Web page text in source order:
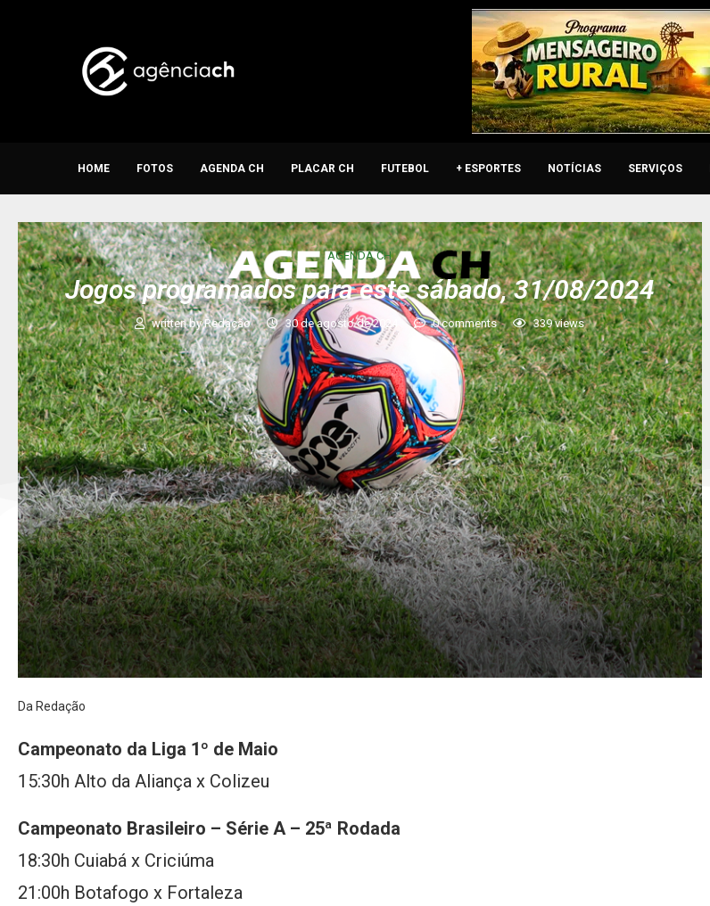
HOME FOTOS AGENDA CH PLACAR CH FUTEBOL + ESPORTES NOTÍCIAS SERVIÇOS
AGENDA CH
Jogos programados para este sábado, 31/08/2024
written byRedação 30 de agosto de 2024 0 comments 339views
Da Redação
Campeonato da Liga 1º de Maio
15:30h Alto da Aliança x Colizeu
Campeonato Brasileiro – Série A – 25ª Rodada
18:30h Cuiabá x Criciúma
21:00h Botafogo x Fortaleza